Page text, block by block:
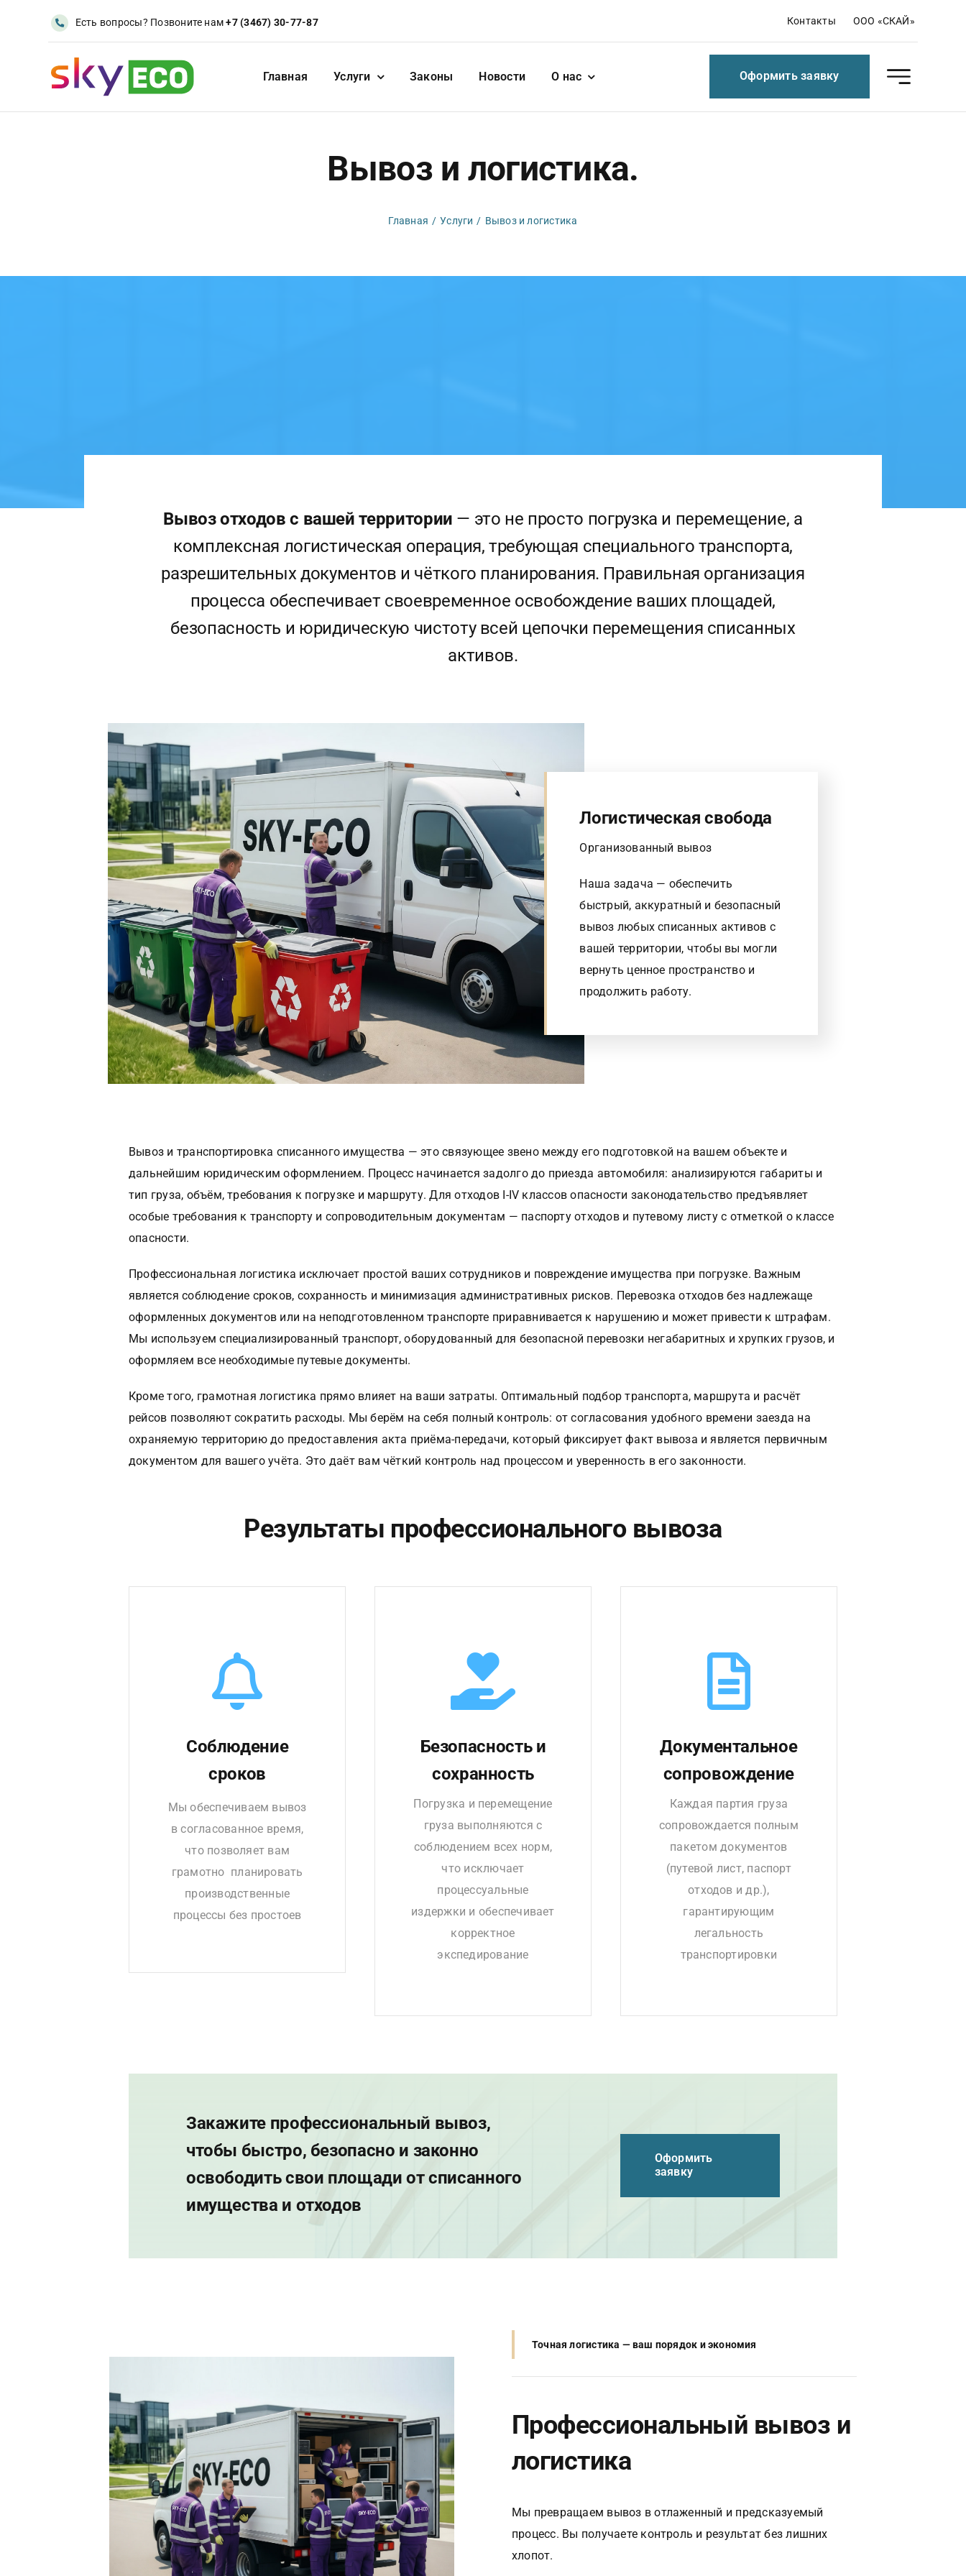
Есть вопросы? Позвоните нам+7 (3467) 30-77-87 Контакты ООО «СКАЙ»
Главная Услуги Законы Новости О нас Оформить заявку
Вывоз и логистика.
Главная Услуги Вывоз и логистика
Вывоз отходов с вашей территории — это не просто погрузка и перемещение, а
комплексная логистическая операция, требующая специального транспорта,
разрешительных документов и чёткого планирования. Правильная организация
процесса обеспечивает своевременное освобождение ваших площадей,
безопасность и юридическую чистоту всей цепочки перемещения списанных
активов.
Логистическая свобода
Организованный вывоз
Наша задача — обеспечить
быстрый, аккуратный и безопасный
вывоз любых списанных активов с
вашей территории, чтобы вы могли
вернуть ценное пространство и
продолжить работу.
Вывоз и транспортировка списанного имущества — это связующее звено между его подготовкой на вашем объекте и
дальнейшим юридическим оформлением. Процесс начинается задолго до приезда автомобиля: анализируются габариты и
тип груза, объём, требования к погрузке и маршруту. Для отходов I-IV классов опасности законодательство предъявляет
особые требования к транспорту и сопроводительным документам — паспорту отходов и путевому листу с отметкой о классе
опасности.
Профессиональная логистика исключает простой ваших сотрудников и повреждение имущества при погрузке. Важным
является соблюдение сроков, сохранность и минимизация административных рисков. Перевозка отходов без надлежаще
оформленных документов или на неподготовленном транспорте приравнивается к нарушению и может привести к штрафам.
Мы используем специализированный транспорт, оборудованный для безопасной перевозки негабаритных и хрупких грузов, и
оформляем все необходимые путевые документы.
Кроме того, грамотная логистика прямо влияет на ваши затраты. Оптимальный подбор транспорта, маршрута и расчёт
рейсов позволяют сократить расходы. Мы берём на себя полный контроль: от согласования удобного времени заезда на
охраняемую территорию до предоставления акта приёма-передачи, который фиксирует факт вывоза и является первичным
документом для вашего учёта. Это даёт вам чёткий контроль над процессом и уверенность в его законности.
Результаты профессионального вывоза
Соблюдение
сроков
Мы обеспечиваем вывоз
в согласованное время,
что позволяет вам
грамотно планировать
производственные
процессы без простоев
Безопасность и
сохранность
Погрузка и перемещение
груза выполняются с
соблюдением всех норм,
что исключает
процессуальные
издержки и обеспечивает
корректное
экспедирование
Документальное
сопровождение
Каждая партия груза
сопровождается полным
пакетом документов
(путевой лист, паспорт
отходов и др.),
гарантирующим
легальность
транспортировки
Закажите профессиональный вывоз,
чтобы быстро, безопасно и законно
освободить свои площади от списанного
имущества и отходов
Оформить
заявку
Точная логистика — ваш порядок и экономия
Профессиональный вывоз и
логистика
Мы превращаем вывоз в отлаженный и предсказуемый
процесс. Вы получаете контроль и результат без лишних
хлопот.